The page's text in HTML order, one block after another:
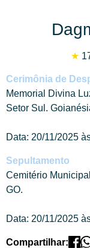
★
Cerimônia de
Memorial Divina
Setor Sul.
Data: 20/11/2025
Sepultamento
Cemitério
GO.
Data: 20/11/2025
Compartilhar: